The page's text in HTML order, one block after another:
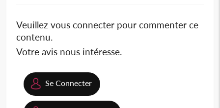
Veuillez vous connecter pour commenter ce
contenu.
Votre avis nous intéresse.
Se Connecter